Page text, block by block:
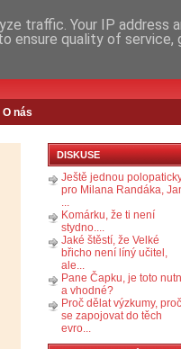
O nás
DISKUSE
Ještě jednou
pro Milana Randáka,
...
Komárku, že ti není
stydno....
Jaké štěstí, že Velké
břicho není líný učitel,
ale...
Pane Čapku, je toto
a vhodné?
Proč dělat výzkumy, proč
se zapojovat do těch
evro...
traffic. Your IP address
ensure quality of service,